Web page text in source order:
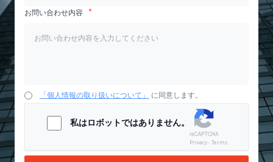
お問い合わせ内容
「個人情報の取り扱いについて」 に同意します。
私はロボットではありません。
Privacy - Terms